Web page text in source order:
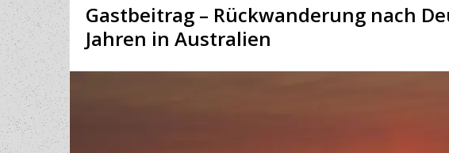
ENGLAND
DEUTSCHLAND
Gastbeitrag – Rückwanderung nach
Jahren in Australien